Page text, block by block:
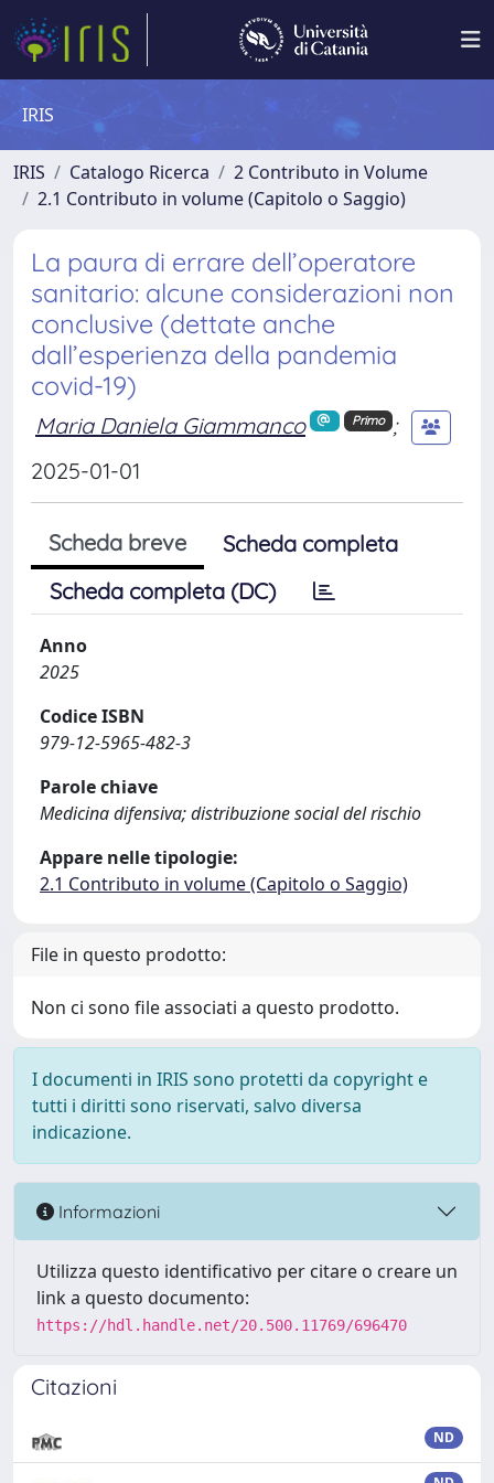
IRIS
IRIS Catalogo Ricerca
2 Contributo in Volume
2.1 Contributo in volume (Capitolo o Saggio)
La paura di errare dell’operatore
sanitario: alcune considerazioni non
conclusive (dettate anche
dall’esperienza della pandemia
covid-19)
Maria Daniela Giammanco Primo
;
2025-01-01
Scheda breve
Scheda completa
Scheda completa (DC)
Anno
2025
Codice ISBN
979-12-5965-482-3
Parole chiave
Medicina difensiva; distribuzione social del rischio
Appare nelle tipologie:
2.1 Contributo in volume (Capitolo o Saggio)
File in questo prodotto:
Non ci sono file associati a questo prodotto.
I documenti in IRIS sono protetti da copyright e
tutti i diritti sono riservati, salvo diversa
indicazione.
Informazioni
Utilizza questo identificativo per citare o creare un
link a questo documento:
https://hdl.handle.net/20.500.11769/696470
Citazioni
ND